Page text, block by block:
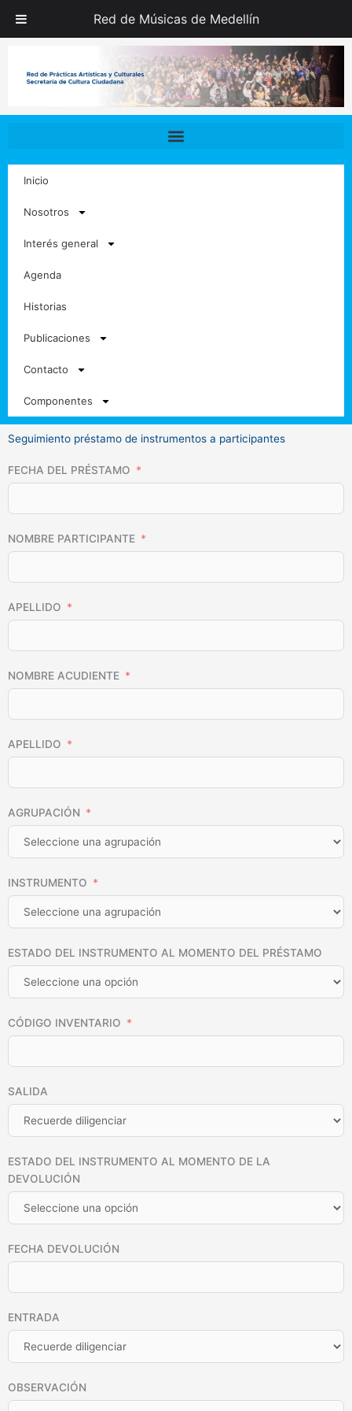
Red de Músicas de Medellín
Inicio
Nosotros
Interés general
Agenda
Historias
Publicaciones
Contacto
Componentes
Seguimiento préstamo de instrumentos a participantes
FECHA DEL PRÉSTAMO
NOMBRE PARTICIPANTE
APELLIDO
NOMBRE ACUDIENTE
APELLIDO
AGRUPACIÓN
INSTRUMENTO
ESTADO DEL INSTRUMENTO AL MOMENTO DEL PRÉSTAMO
CÓDIGO INVENTARIO
SALIDA
ESTADO DEL INSTRUMENTO AL MOMENTO DE LA
DEVOLUCIÓN
FECHA DEVOLUCIÓN
ENTRADA
OBSERVACIÓN